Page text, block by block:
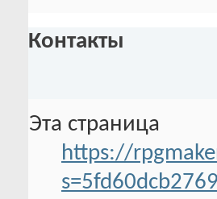
Контакты
Эта страница
https://